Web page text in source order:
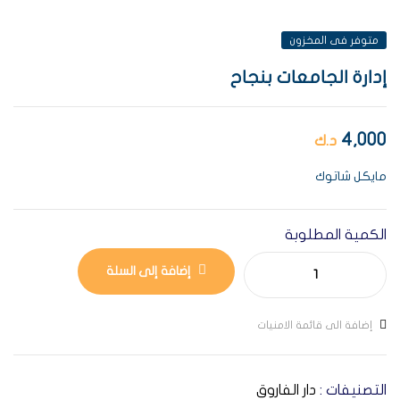
متوفر فى المخزون
إدارة الجامعات بنجاح
4,000 د.ك
مايكل شاتوك
الكمية المطلوبة
إضافة إلى السلة
إضافة الى قائمة الامنيات
التصنيفات : دار الفاروق